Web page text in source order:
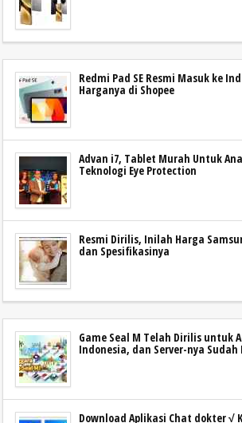
Redmi Pad SE Resmi Masuk ke
Harganya di Shopee
Advan i7, Tablet Murah Untuk
Teknologi Eye Protection
Resmi Dirilis, Inilah Harga
dan Spesifikasinya
Game Seal M Telah Dirilis untuk
Indonesia, dan Server-nya Sudah
Download Aplikasi Chat dokter √